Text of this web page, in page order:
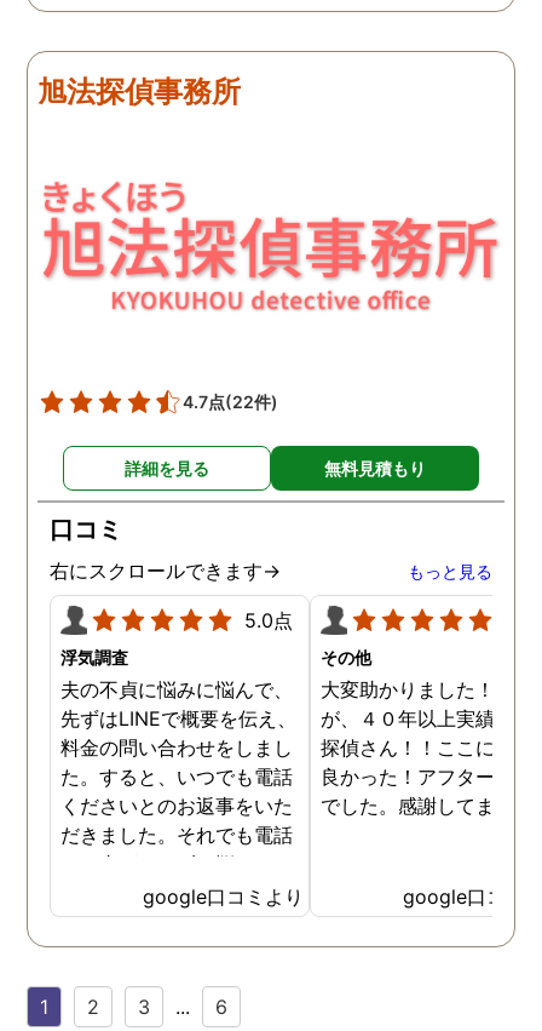
旭法探偵事務所
4.7点(22件)
詳細を見る 無料見積もり
口コミ
右にスクロールできます→ もっと見る
5.0点
浮気調査
夫の不貞に悩みに悩んで、
先ずはLINEで概要を伝え、
料金の問い合わせをしまし
た。すると、いつでも電話
くださいとのお返事をいた
だきました。それでも電話
する事ができずに悩んでい
ると、何度か、私を心配し
てくださっていることが伝
わってくるLINEをいただき
みると、旭法さんの第一声
google口コミより
その他
大変助かりました！！さ
が、４０年以上実績のあ
探偵さん！！ここに頼ん
良かった！アフターも完
でした。感謝してます。
google口コミ
1 2 3 ... 6